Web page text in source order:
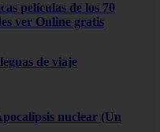
películas de los 70
ver Online gratis
de viaje
nuclear (Un